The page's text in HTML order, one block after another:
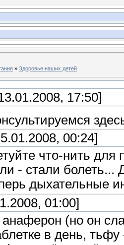
» Здоровье наших детей
17:50]
00:24]
что-нить
- стали
дыхательные
01:00]
(но он
в день,